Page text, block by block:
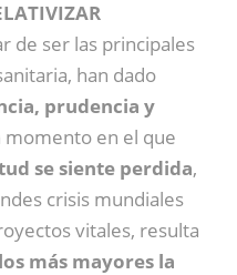
de ser las principales
han dado
prudencia y
momento en el que
se siente perdida,
crisis mundiales
vitales, resulta
más mayores la